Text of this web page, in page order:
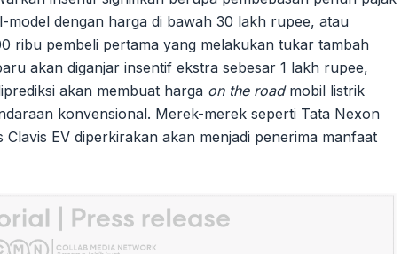
model dengan harga di bawah 30 lakh rupee, atau
ribu pembeli pertama yang melakukan tukar tambah
akan diganjar insentif ekstra sebesar 1 lakh rupee,
akan membuat harga on the roadmobil listrik
konvensional. Merek-merek seperti Tata Nexon
Clavis EV diperkirakan akan menjadi penerima manfaat